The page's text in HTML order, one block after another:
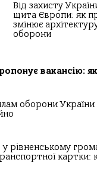
Від захисту
щита Європи: як
змінює
оборони
вакансію:
оборони
у рівненському
картки: